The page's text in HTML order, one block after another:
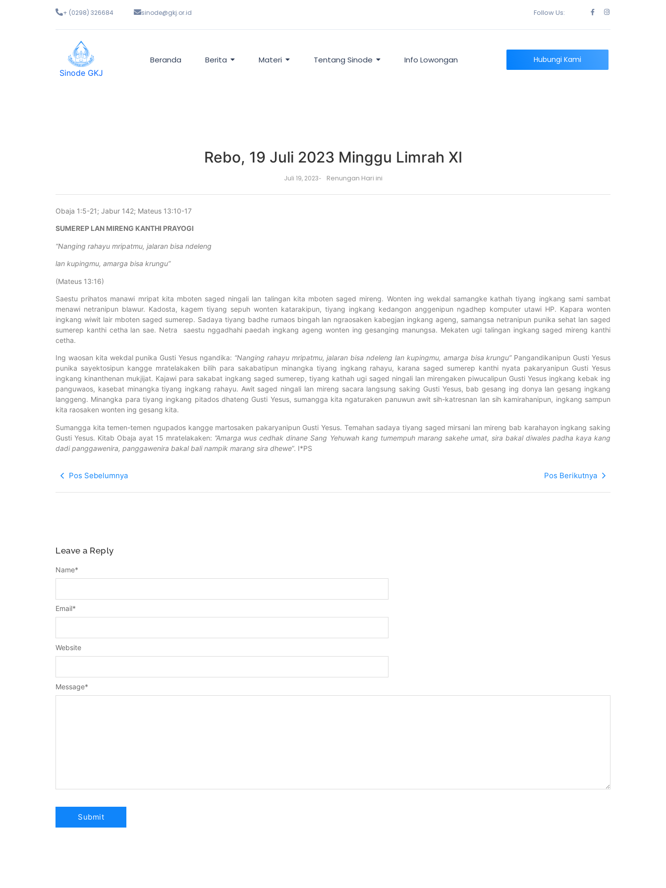
+ (0298) 326684 sinode@gkj.or.id Follow Us:
Sinode GKJ
Beranda Berita Materi Tentang Sinode Info Lowongan Hubungi Kami
Rebo, 19 Juli 2023 Minggu Limrah XI
Juli 19, 2023- Renungan Hari ini
Obaja 1:5-21; Jabur 142; Mateus 13:10-17
SUMEREP LAN MIRENG KANTHI PRAYOGI
“Nanging rahayu mripatmu, jalaran bisa ndeleng
lan kupingmu, amarga bisa krungu”
(Mateus 13:16)
Saestu prihatos manawi mripat kita mboten saged ningali lan talingan kita mboten saged mireng. Wonten ing wekdal samangke kathah tiyang ingkang sami sambat
menawi netranipun blawur. Kadosta, kagem tiyang sepuh wonten katarakipun, tiyang ingkang kedangon anggenipun ngadhep komputer utawi HP. Kapara wonten
ingkang wiwit lair mboten saged sumerep. Sadaya tiyang badhe rumaos bingah lan ngraosaken kabegjan ingkang ageng, samangsa netranipun punika sehat lan saged
sumerep kanthi cetha lan sae. Netra saestu nggadhahi paedah ingkang ageng wonten ing gesanging manungsa. Mekaten ugi talingan ingkang saged mireng kanthi
cetha.
Ing waosan kita wekdal punika Gusti Yesus ngandika: “Nanging rahayu mripatmu, jalaran bisa ndeleng lan kupingmu, amarga bisa krungu”Pangandikanipun Gusti Yesus
punika sayektosipun kangge mratelakaken bilih para sakabatipun minangka tiyang ingkang rahayu, karana saged sumerep kanthi nyata pakaryanipun Gusti Yesus
ingkang kinanthenan mukjijat. Kajawi para sakabat ingkang saged sumerep, tiyang kathah ugi saged ningali lan mirengaken piwucalipun Gusti Yesus ingkang kebak ing
panguwaos, kasebat minangka tiyang ingkang rahayu. Awit saged ningali lan mireng sacara langsung saking Gusti Yesus, bab gesang ing donya lan gesang ingkang
langgeng. Minangka para tiyang ingkang pitados dhateng Gusti Yesus, sumangga kita ngaturaken panuwun awit sih-katresnan lan sih kamirahanipun, ingkang sampun
kita raosaken wonten ing gesang kita.
Sumangga kita temen-temen ngupados kangge martosaken pakaryanipun Gusti Yesus. Temahan sadaya tiyang saged mirsani lan mireng bab karahayon ingkang saking
Gusti Yesus. Kitab Obaja ayat 15 mratelakaken: ”Amarga wus cedhak dinane Sang Yehuwah kang tumempuh marang sakehe umat, sira bakal diwales padha kaya kang
dadi panggawenira, panggawenira bakal bali nampik marang sira dhewe”. I*PS
Pos Sebelumnya Pos Berikutnya
Leave a Reply
Message*
Name*
Email*
Website